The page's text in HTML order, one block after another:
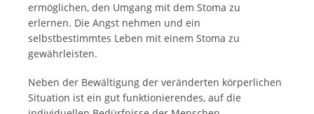
ermöglichen, den Umgang mit dem Stoma zu
erlernen. Die Angst nehmen und ein
selbstbestimmtes Leben mit einem Stoma zu
gewährleisten.
Neben der Bewältigung der veränderten körperlichen
Situation ist ein gut funktionierendes, auf die